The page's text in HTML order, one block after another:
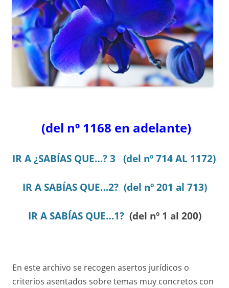
(del nº 1168 en adelante)
IR A ¿SABÍAS QUE…? 3 (del nº 714 AL 1172)
IR A SABÍAS QUE…2? (del nº 201 al 713)
IR A SABÍAS QUE…1?(del nº 1 al 200)
En este archivo se recogen asertos jurídicos o
criterios asentados sobre temas muy concretos con